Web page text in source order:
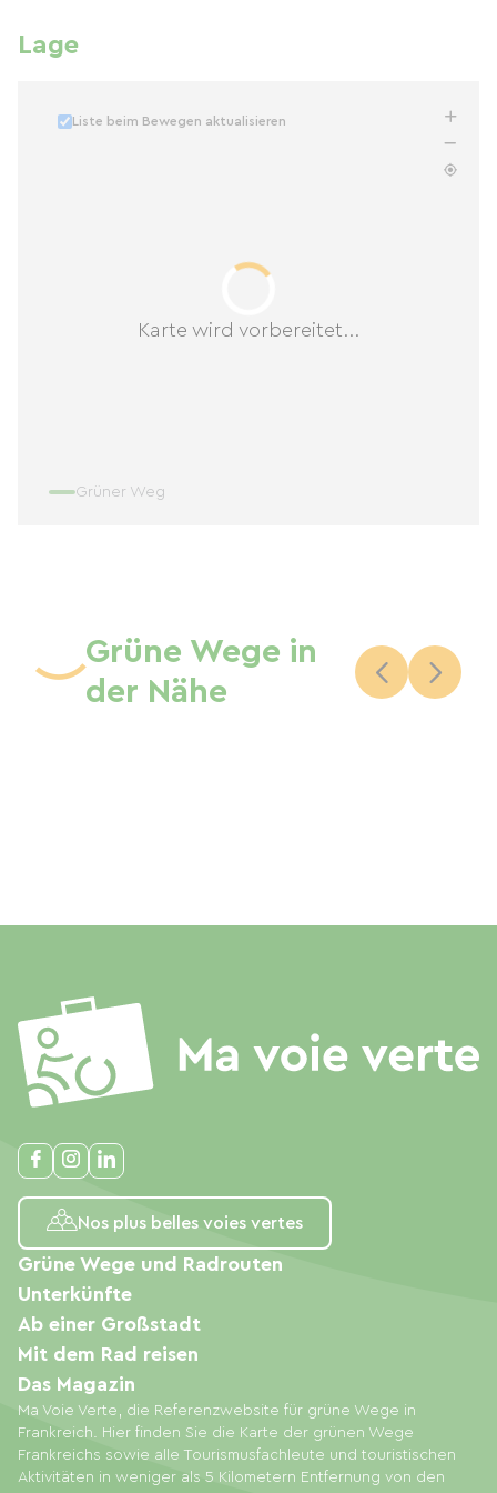
Lage
Karte wird vorbereitet...
Liste beim Bewegen aktualisieren
Grüner Weg
Grüne Wege in
der Nähe
Nos plus belles voies vertes
Ma Voie Verte, die Referenzwebsite für grüne Wege in
Frankreich. Hier finden Sie die Karte der grünen Wege
Frankreichs sowie alle Tourismusfachleute und touristischen
Aktivitäten in weniger als 5 Kilometern Entfernung von den
Grüne Wege und Radrouten
Unterkünfte
Ab einer Großstadt
Mit dem Rad reisen
Das Magazin